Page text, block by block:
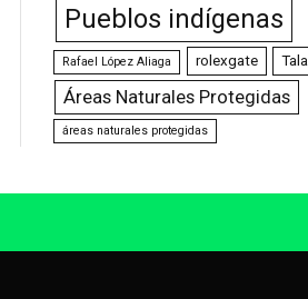
Pueblos indígenas
Rafael López Aliaga rolexgate Tala
Áreas Naturales Protegidas
áreas naturales protegidas